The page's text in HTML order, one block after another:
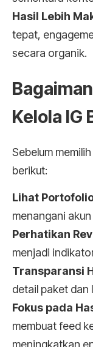
Hasil Lebih
tepat,
secara organik.
Kelola IG
Sebelum
berikut:
Lihat
menangani
Perhatikan
menjadi
Transparansi
detail paket dan
Fokus pada
membuat feed
meningkatkan